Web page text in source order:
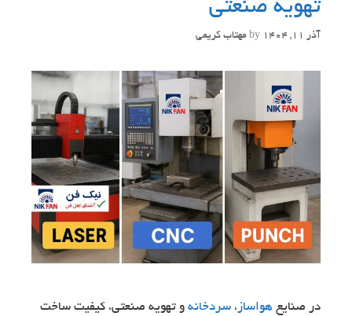
تهویه صنعتی
آذر 11, 1404 by مهتاب کریمی
در صنایع هواساز ، سردخانه و تهویه صنعتی، کیفیت ساخت